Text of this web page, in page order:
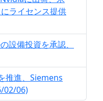
ライセンス提供
設備投資を承認、
推進、Siemens
02/06)